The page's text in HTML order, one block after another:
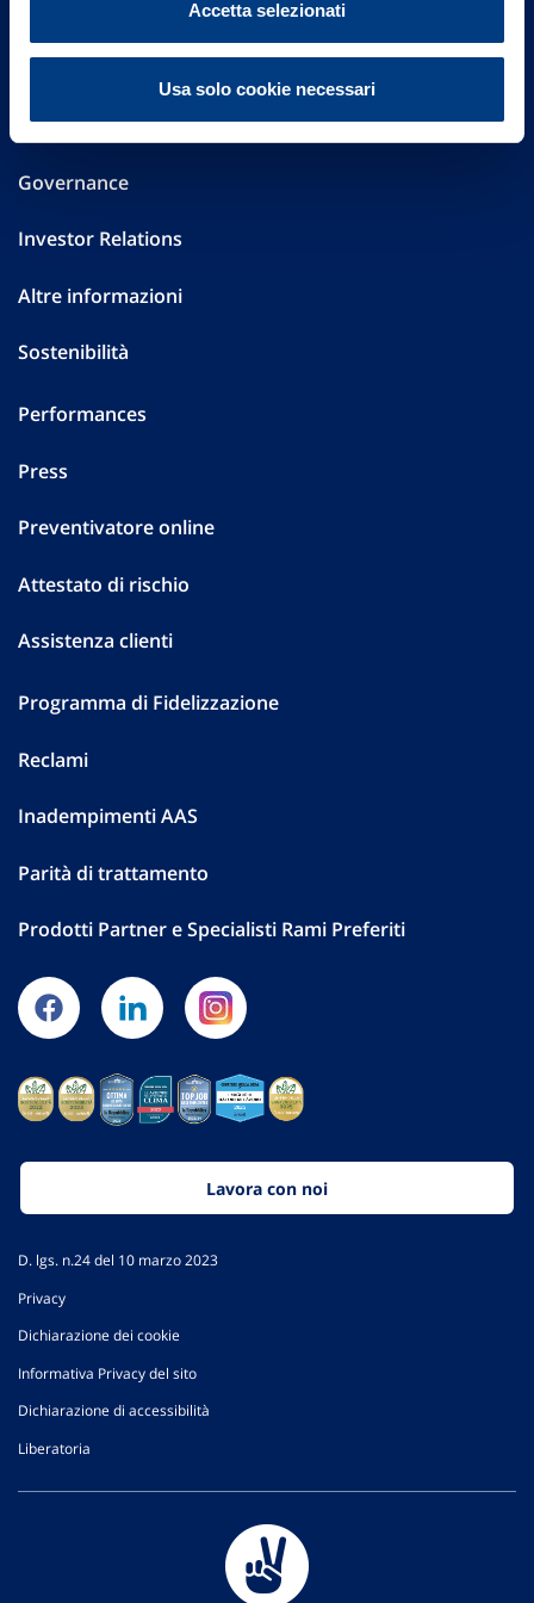
Accetta selezionati
Usa solo cookie necessari
Via Ignazio Gardella, 2
20149 Milano
Part. IVA 01329510158
FAQ
Governance
Investor Relations
Altre informazioni
Sostenibilità
Performances
Press
Preventivatore online
Attestato di rischio
Assistenza clienti
Programma di Fidelizzazione
Reclami
Inadempimenti AAS
Parità di trattamento
Prodotti Partner e Specialisti Rami Preferiti
Lavora con noi
D. lgs. n.24 del 10 marzo 2023
Privacy
Dichiarazione dei cookie
Informativa Privacy del sito
Dichiarazione di accessibilità
Liberatoria